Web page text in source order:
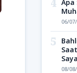
4 Apa
06/
5
08/